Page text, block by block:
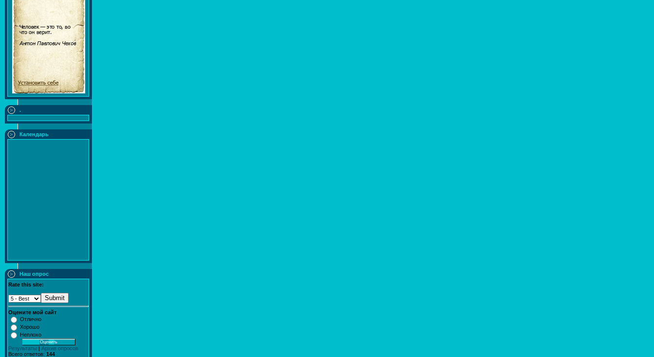
.
Календарь
Наш опрос
Rate this site:
Submit
Оцените мой сайт
Отлично
Хорошо
Неплохо
Результаты
Архив опросов
Всего ответов: 144